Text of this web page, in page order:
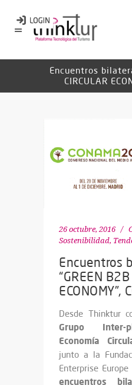
Encuentros
CIRCULAR
26 octubre, 2016
Sostenibilidad,
Encuentros
“GREEN
ECONOMY”,
Desde Thinktur
Grupo Inter-
Economía
junto a la
Enterprise
encuentros